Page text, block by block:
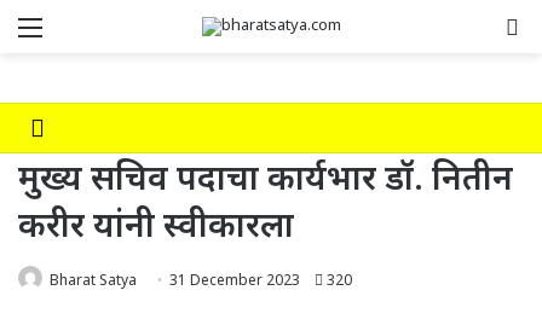
Menu
मुख्य सचिव पदाचा कार्यभार डॉ. नितीन
करीर यांनी स्वीकारला
Bharat Satya 31 December 2023 320